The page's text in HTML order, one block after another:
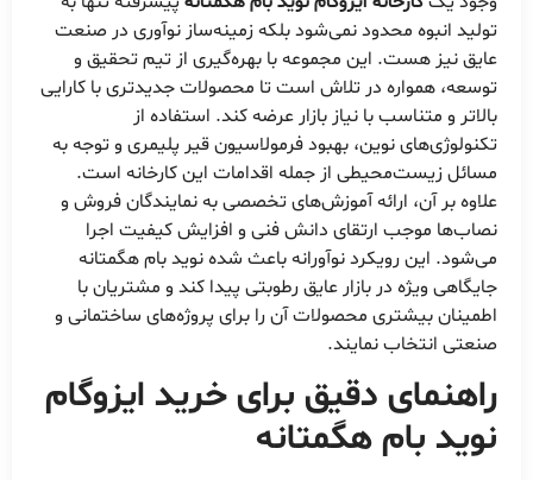
تولید انبوه محدود نمی‌شود بلکه زمینه‌ساز نوآوری در صنعت
عایق نیز هست. این مجموعه با بهره‌گیری از تیم تحقیق و
توسعه، همواره در تلاش است تا محصولات جدیدتری با کارایی
بالاتر و متناسب با نیاز بازار عرضه کند. استفاده از
تکنولوژی‌های نوین، بهبود فرمولاسیون قیر پلیمری و توجه به
مسائل زیست‌محیطی از جمله اقدامات این کارخانه است.
علاوه بر آن، ارائه آموزش‌های تخصصی به نمایندگان فروش و
نصاب‌ها موجب ارتقای دانش فنی و افزایش کیفیت اجرا
می‌شود. این رویکرد نوآورانه باعث شده نوید بام هگمتانه
جایگاهی ویژه در بازار عایق رطوبتی پیدا کند و مشتریان با
اطمینان بیشتری محصولات آن را برای پروژه‌های ساختمانی و
صنعتی انتخاب نمایند.
راهنمای دقیق برایخرید ایزوگام
نوید بام هگمتانه